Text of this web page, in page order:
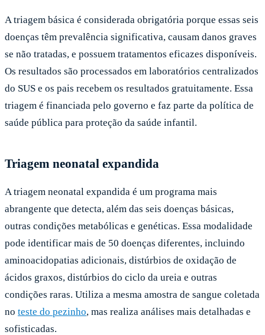
A triagem básica é considerada obrigatória porque essas seis
doenças têm prevalência significativa, causam danos graves
se não tratadas, e possuem tratamentos eficazes disponíveis.
Os resultados são processados em laboratórios centralizados
do SUS e os pais recebem os resultados gratuitamente. Essa
triagem é financiada pelo governo e faz parte da política de
saúde pública para proteção da saúde infantil.
Triagem neonatal expandida
A triagem neonatal expandida é um programa mais
abrangente que detecta, além das seis doenças básicas,
outras condições metabólicas e genéticas. Essa modalidade
pode identificar mais de 50 doenças diferentes, incluindo
aminoacidopatias adicionais, distúrbios de oxidação de
ácidos graxos, distúrbios do ciclo da ureia e outras
condições raras. Utiliza a mesma amostra de sangue coletada
no teste do pezinho, mas realiza análises mais detalhadas e
sofisticadas.